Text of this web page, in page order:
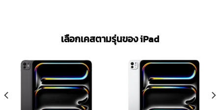
เลือกเคสตามรุ่นของ iPad​